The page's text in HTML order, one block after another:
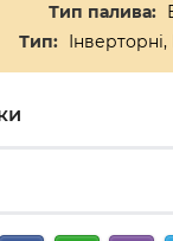
Тип палива:
Тип: